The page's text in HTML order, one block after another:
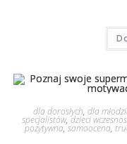
dla dorosłych, dla
specjalistów, dzieci
pozytywna,samoocena,